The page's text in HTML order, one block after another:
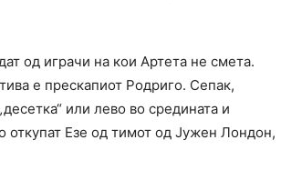
од играчи на кои Артета не смета.
е прескапиот Родриго. Сепак,
или лево во средината и
откупат Езе од тимот од Јужен Лондон,